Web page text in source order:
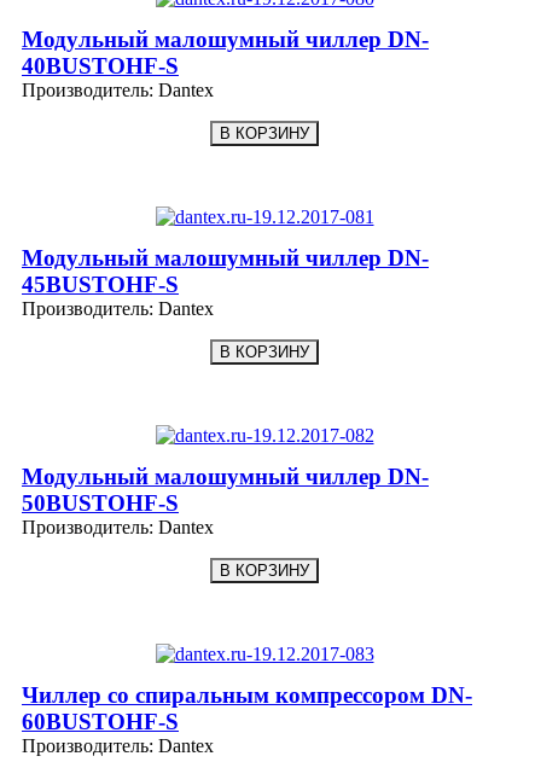
Модульный малошумный чиллер DN-
40BUSTOHF-S
Производитель: Dantex
Модульный малошумный чиллер DN-
45BUSTOHF-S
Производитель: Dantex
Модульный малошумный чиллер DN-
50BUSTOHF-S
Производитель: Dantex
Чиллер со спиральным компрессором DN-
60BUSTOHF-S
Производитель: Dantex